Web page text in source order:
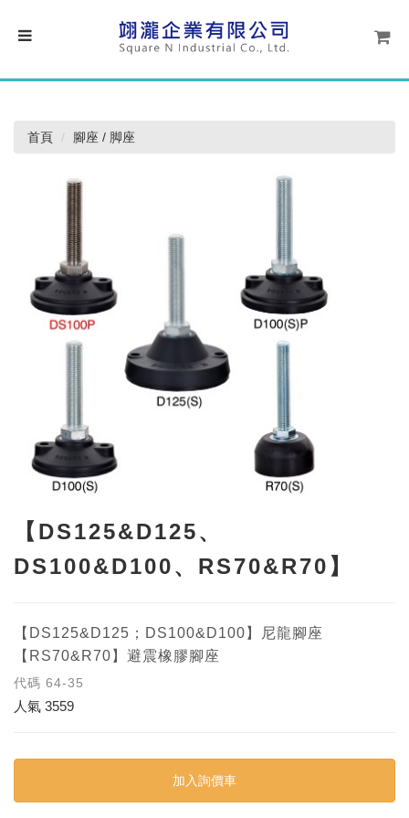
首頁 腳座 / 脚座
【DS125&D125、
DS100&D100、RS70&R70】
【DS125&D125；DS100&D100】尼龍腳座
【RS70&R70】避震橡膠腳座
代碼 64-35
人氣 3559
加入詢價車